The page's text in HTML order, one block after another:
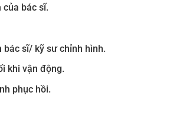
của bác sĩ.
bác sĩ/ kỹ sư chỉnh hình.
khi vận động.
phục hồi.